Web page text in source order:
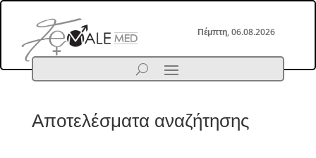
Πέμπτη, 06.08.2026
Αποτελέσματα αναζήτησης